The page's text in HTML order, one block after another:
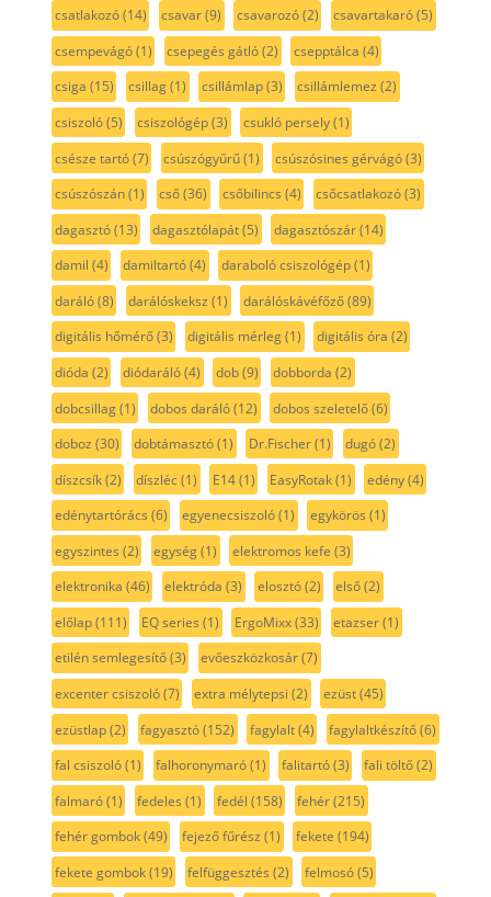
csatlakozó(14) csavar(9) csavarozó(2) csavartakaró(5)
csempevágó(1) csepegés gátló(2) csepptálca (4)
csiga (15) csillag(1) csillámlap(3) csillámlemez (2)
csiszoló(5) csiszológép(3) csukló persely(1)
csésze tartó(7) csúszógyűrű(1) csúszósines gérvágó(3)
csúszószán(1) cső(36) csőbilincs (4) csőcsatlakozó(3)
dagasztó(13) dagasztólapát(5) dagasztószár(14)
damil (4) damiltartó(4) daraboló csiszológép(1)
daráló(8) darálóskeksz (1) darálóskávéfőző(89)
digitális hőmérő(3) digitális mérleg(1) digitális óra (2)
dióda (2) diódaráló(4) dob(9) dobborda (2)
dobcsillag(1) dobos daráló(12) dobos szeletelő(6)
doboz (30) dobtámasztó(1) Dr.Fischer(1) dugó(2)
díszcsík(2) díszléc(1) E14(1) EasyRotak(1) edény(4)
edénytartórács (6) egyenecsiszoló(1) egykörös (1)
egyszintes (2) egység(1) elektromos kefe (3)
elektronika (46) elektróda (3) elosztó(2) első(2)
előlap(111) EQ series (1) ErgoMixx(33) etazser(1)
etilén semlegesítő(3) evőeszközkosár(7)
excenter csiszoló(7) extra mélytepsi (2) ezüst(45)
ezüstlap(2) fagyasztó(152) fagylalt(4) fagylaltkészítő(6)
fal csiszoló(1) falhoronymaró(1) falitartó(3) fali töltő(2)
falmaró(1) fedeles (1) fedél (158) fehér(215)
fehér gombok(49) fejező fűrész (1) fekete (194)
fekete gombok(19) felfüggesztés (2) felmosó(5)